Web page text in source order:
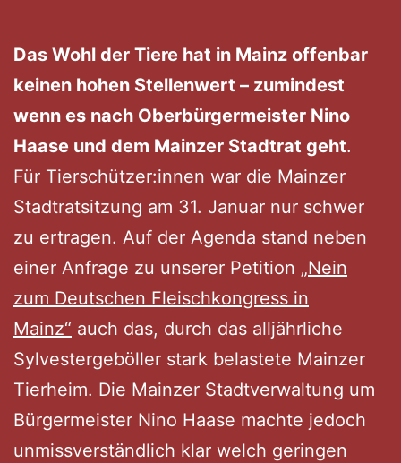
Das Wohl der Tiere hat in Mainz offenbar
keinen hohen Stellenwert – zumindest
wenn es nach Oberbürgermeister Nino
Haase und dem Mainzer Stadtrat geht.
Für Tierschützer:innen war die Mainzer
Stadtratsitzung am 31. Januar nur schwer
zu ertragen. Auf der Agenda stand neben
einer Anfrage zu unserer Petition „Nein
zum Deutschen Fleischkongress in
Mainz“ auch das, durch das alljährliche
Sylvestergeböller stark belastete Mainzer
Tierheim. Die Mainzer Stadtverwaltung um
Bürgermeister Nino Haase machte jedoch
unmissverständlich klar welch geringen